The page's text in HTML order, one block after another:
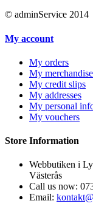
© adminService 2014
My account
My orders
My
My credit slips
My addresses
My personal
My vouchers
Store Information
Webbutiken i
Västerås
Call us now:
Email: